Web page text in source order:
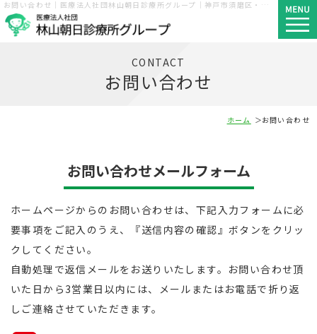
お問い合わせ｜医療法人社団林山朝日診療所グループ｜神戸市須磨区・長田区・西区
CONTACT
お問い合わせ
ホーム お問い合わせ
お問い合わせメールフォーム
ホームページからのお問い合わせは、下記入力フォームに必
要事項をご記入のうえ、『送信内容の確認』ボタンをクリッ
クしてください。
自動処理で返信メールをお送りいたします。お問い合わせ頂
いた日から3営業日以内には、メールまたはお電話で折り返
しご連絡させていただきます。